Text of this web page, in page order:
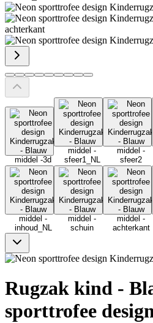
Rugzak kind -
sporttrofee